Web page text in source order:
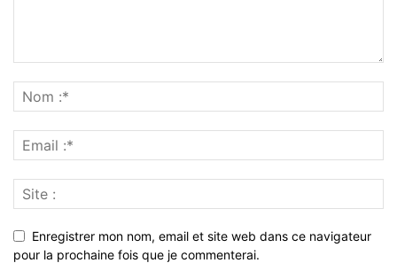
Enregistrer mon nom, email et site web dans ce navigateur
pour la prochaine fois que je commenterai.